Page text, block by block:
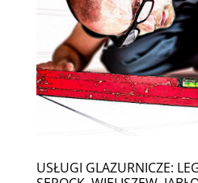
USŁUGI GLAZURNICZE: